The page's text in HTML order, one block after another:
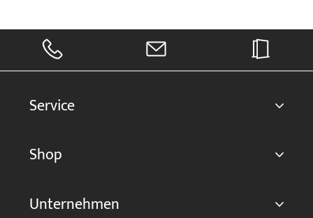
Service
Shop
Unternehmen